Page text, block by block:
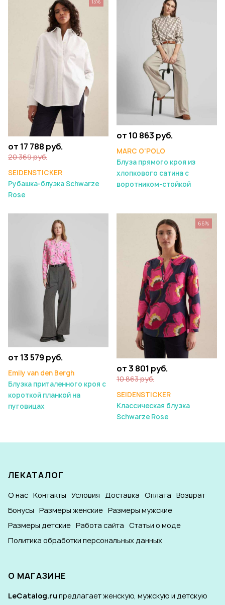
от 17 788 руб.
20 369 руб.
SEIDENSTICKER
Рубашка-блузка Schwarze
Rose
13%
от 10 863 руб.
MARC O'POLO
Блуза прямого кроя из
хлопкового сатина с
воротником-стойкой
от 13 579 руб.
Emily van den Bergh
Блузка приталенного кроя с
короткой планкой на
пуговицах
от 3 801 руб.
10 863 руб.
SEIDENSTICKER
Классическая блузка
Schwarze Rose
66%
ЛЕКАТАЛОГ
О нас Контакты Условия Доставка Оплата Возврат
Бонусы Размеры женские Размеры мужские
Размеры детские Работа сайта Статьи о моде
Политика обработки персональных данных
О МАГАЗИНЕ
LeCatalog.ru предлагает женскую, мужскую и детскую